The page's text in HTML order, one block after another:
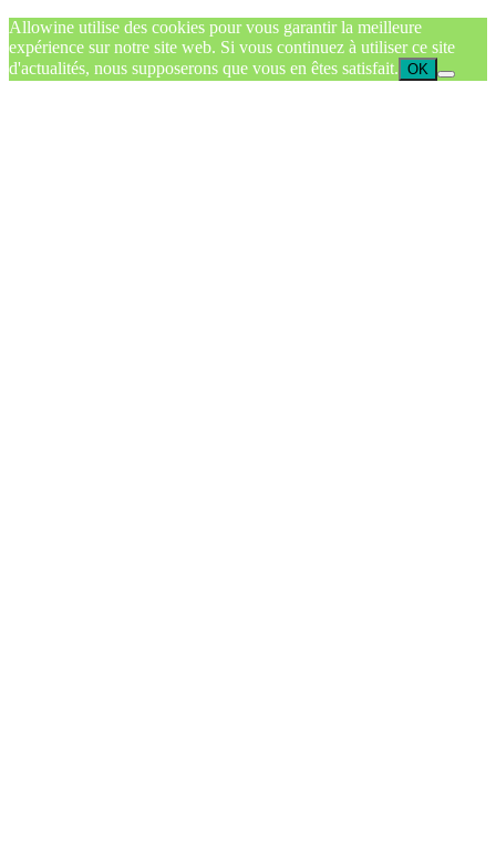
Allowine utilise des cookies pour vous garantir la meilleure
expérience sur notre site web. Si vous continuez à utiliser ce site
d'actualités, nous supposerons que vous en êtes satisfait. OK